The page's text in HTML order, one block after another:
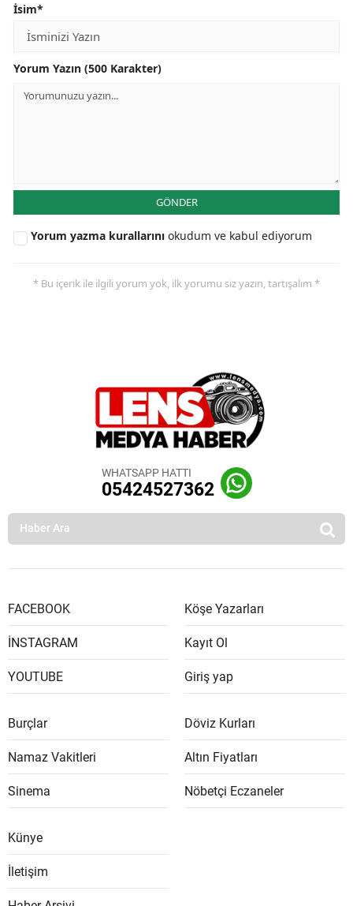
İsim*
Yorum Yazın (500 Karakter)
GÖNDER
Yorum yazma kurallarını okudum ve kabul ediyorum
* Bu içerik ile ilgili yorum yok, ilk yorumu siz yazın, tartışalım *
WHATSAPP HATTI
05424527362
FACEBOOK
İNSTAGRAM
YOUTUBE
Köşe Yazarları
Kayıt Ol
Giriş yap
Burçlar
Namaz Vakitleri
Sinema
Döviz Kurları
Altın Fiyatları
Nöbetçi Eczaneler
Künye
İletişim